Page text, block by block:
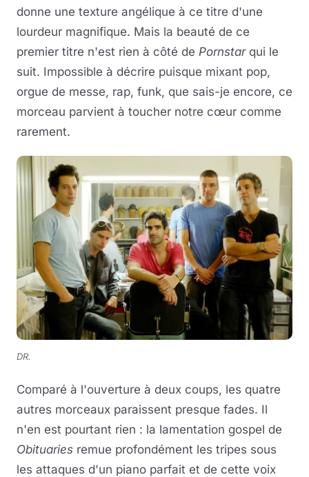
donne une texture angélique à ce titre d'une
lourdeur magnifique. Mais la beauté de ce
premier titre n'est rien à côté de Pornstarqui le
suit. Impossible à décrire puisque mixant pop,
orgue de messe, rap, funk, que sais-je encore, ce
morceau parvient à toucher notre cœur comme
rarement.
DR.
Comparé à l'ouverture à deux coups, les quatre
autres morceaux paraissent presque fades. Il
n'en est pourtant rien : la lamentation gospel de
Obituaries remue profondément les tripes sous
les attaques d'un piano parfait et de cette voix